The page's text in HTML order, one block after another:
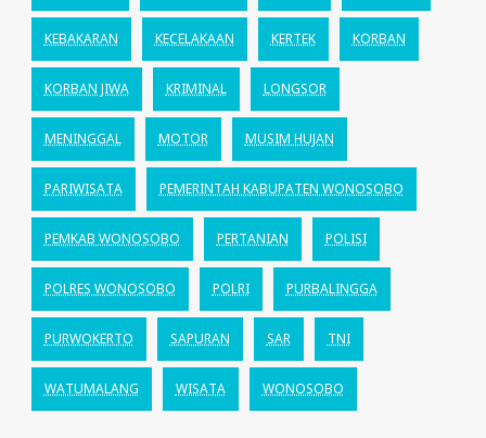
KEBAKARAN KECELAKAAN KERTEK KORBAN
KORBAN JIWA KRIMINAL LONGSOR
MENINGGAL MOTOR MUSIM HUJAN
PARIWISATA PEMERINTAH KABUPATEN WONOSOBO
PEMKAB WONOSOBO PERTANIAN POLISI
POLRES WONOSOBO POLRI PURBALINGGA
PURWOKERTO SAPURAN SAR TNI
WATUMALANG WISATA WONOSOBO